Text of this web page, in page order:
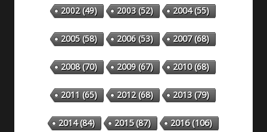
2002(49) 2003(52) 2004(55)
2005(58) 2006(53) 2007(68)
2008(70) 2009(67) 2010(68)
2011 (65) 2012(68) 2013(79)
2014(84) 2015(87) 2016(106)